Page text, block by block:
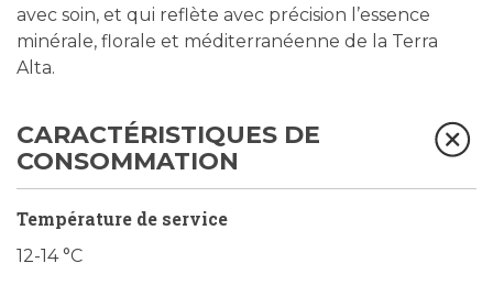
avec soin, et qui reflète avec précision l’essence
minérale, florale et méditerranéenne de la Terra
Alta.
CARACTÉRISTIQUES DE
CONSOMMATION
Température de service
12-14 °C